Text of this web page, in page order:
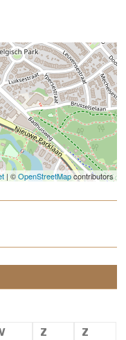
| ©OpenStreetMapcontributors
Z
Z